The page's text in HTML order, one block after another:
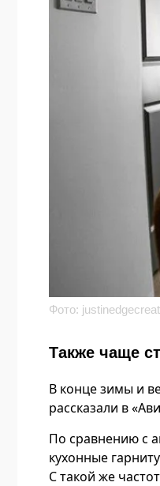
Фото:
Также чаще
В конце зимы и
рассказали в
По сравнению с
кухонные
С такой же